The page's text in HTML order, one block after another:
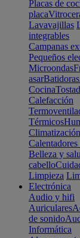
Placas de
placa
Lavavajillas
integrables
Campanas
Pequeños
Microondas
asarBatidoras
Cocina
Calefacción
Térmicos
Climatización
Calentadores
Belleza y
cabello
Limpieza
Electrónica
Audio y hifi
Auriculares
de sonido
Informática